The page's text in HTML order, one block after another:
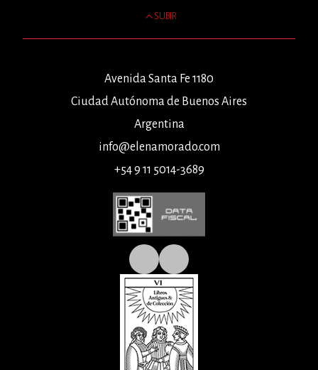
SUBIR
Avenida Santa Fe 1180
Ciudad Autónoma de Buenos Aires
Argentina
info@elenamorado.com
+54 9 11 5014-3689